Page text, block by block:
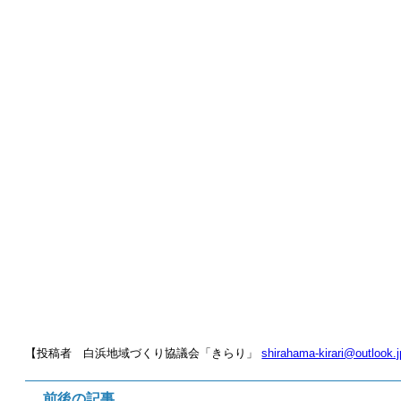
【投稿者 白浜地域づくり協議会「きらり」shirahama-